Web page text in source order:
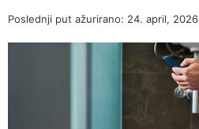
Poslednji put ažurirano: 24. april, 2026